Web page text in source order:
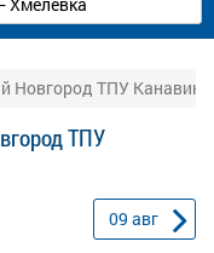
Новгород ТПУ
ТПУ
09 авг